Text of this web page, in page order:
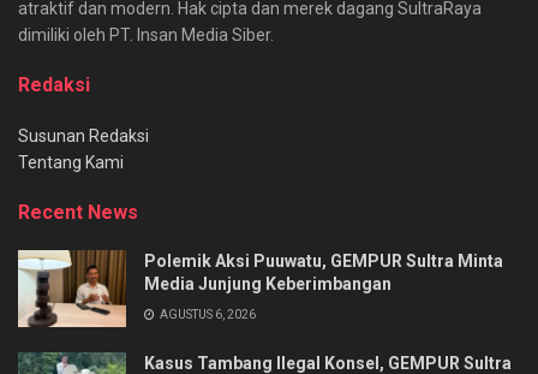
atraktif dan modern. Hak cipta dan merek dagang SultraRaya
dimiliki oleh PT. Insan Media Siber.
Redaksi
Susunan Redaksi
Tentang Kami
Recent News
Polemik Aksi Puuwatu, GEMPUR Sultra Minta
Media Junjung Keberimbangan
AGUSTUS 6, 2026
Kasus Tambang Ilegal Konsel, GEMPUR Sultra